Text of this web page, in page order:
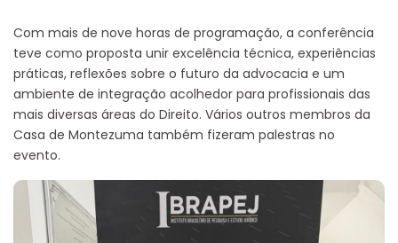
Com mais de nove horas de programação, a conferência
teve como proposta unir excelência técnica, experiências
práticas, reflexões sobre o futuro da advocacia e um
ambiente de integração acolhedor para profissionais das
mais diversas áreas do Direito. Vários outros membros da
Casa de Montezuma também fizeram palestras no
evento.